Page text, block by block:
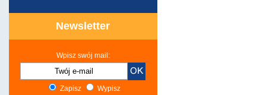
Newsletter
Wpisz swój mail:
Zapisz Wypisz